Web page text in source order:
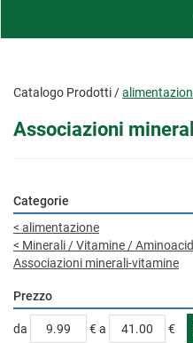
Catalogo Prodotti /
Associazioni
Categorie
< alimentazione
< Minerali / Vitamine /
Associazioni minerali-vitamine
Prezzo
filtra
da €
filtra
a €